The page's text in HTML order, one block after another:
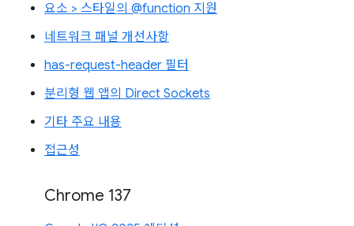
요소 > 스타일의 @function 지원
네트워크 패널 개선사항
has-request-header 필터
분리형 웹 앱의 Direct Sockets
기타 주요 내용
접근성
Chrome 137